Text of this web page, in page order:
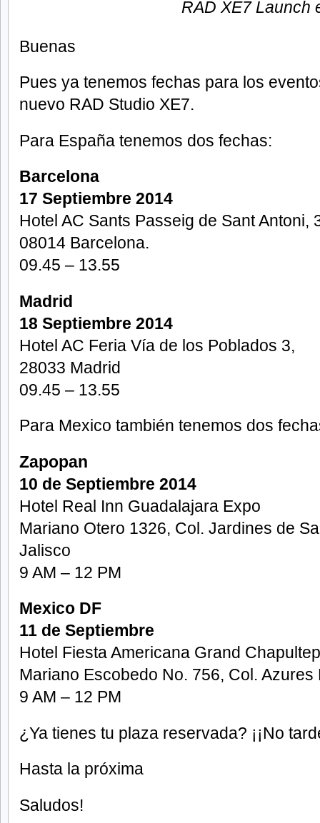
RAD XE7 Launch
Buenas
Pues ya tenemos fechas para los
nuevo RAD Studio XE7.
Para España tenemos dos fechas:
Barcelona
17 Septiembre 2014
Hotel AC Sants Passeig de Sant Antoni,
08014 Barcelona.
09.45 – 13.55
Madrid
18 Septiembre 2014
Hotel AC Feria Vía de los Poblados 3,
28033 Madrid
09.45 – 13.55
Para Mexico también tenemos dos
Zapopan
10 de Septiembre 2014
Hotel Real Inn Guadalajara Expo
Mariano Otero 1326, Col. Jardines de
Jalisco
9 AM – 12 PM
Mexico DF
11 de Septiembre
Hotel Fiesta Americana Grand
Mariano Escobedo No. 756, Col. Azures
9 AM – 12 PM
¿Ya tienes tu plaza reservada? ¡¡No
Hasta la próxima
Saludos!